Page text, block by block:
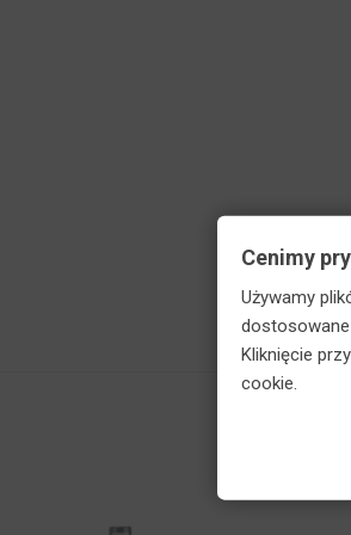
Cenimy
Używamy
Kliknięcie
cookie.